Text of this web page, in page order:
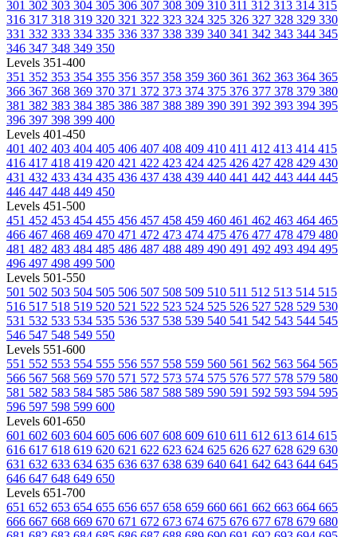
301 302 303 304 305 306 307 308 309 310 311 312 313 314 315
316 317 318 319 320 321 322 323 324 325 326 327 328 329 330
331 332 333 334 335 336 337 338 339 340 341 342 343 344 345
346 347 348 349 350
Levels 351-400
351 352 353 354 355 356 357 358 359 360 361 362 363 364 365
366 367 368 369 370 371 372 373 374 375 376 377 378 379 380
381 382 383 384 385 386 387 388 389 390 391 392 393 394 395
396 397 398 399 400
Levels 401-450
401 402 403 404 405 406 407 408 409 410 411 412 413 414 415
416 417 418 419 420 421 422 423 424 425 426 427 428 429 430
431 432 433 434 435 436 437 438 439 440 441 442 443 444 445
446 447 448 449 450
Levels 451-500
451 452 453 454 455 456 457 458 459 460 461 462 463 464 465
466 467 468 469 470 471 472 473 474 475 476 477 478 479 480
481 482 483 484 485 486 487 488 489 490 491 492 493 494 495
496 497 498 499 500
Levels 501-550
501 502 503 504 505 506 507 508 509 510 511 512 513 514 515
516 517 518 519 520 521 522 523 524 525 526 527 528 529 530
531 532 533 534 535 536 537 538 539 540 541 542 543 544 545
546 547 548 549 550
Levels 551-600
551 552 553 554 555 556 557 558 559 560 561 562 563 564 565
566 567 568 569 570 571 572 573 574 575 576 577 578 579 580
581 582 583 584 585 586 587 588 589 590 591 592 593 594 595
596 597 598 599 600
Levels 601-650
601 602 603 604 605 606 607 608 609 610 611 612 613 614 615
616 617 618 619 620 621 622 623 624 625 626 627 628 629 630
631 632 633 634 635 636 637 638 639 640 641 642 643 644 645
646 647 648 649 650
Levels 651-700
651 652 653 654 655 656 657 658 659 660 661 662 663 664 665
666 667 668 669 670 671 672 673 674 675 676 677 678 679 680